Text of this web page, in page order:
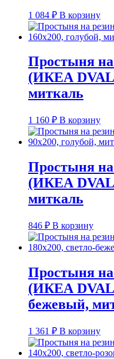
1 084 ₽ В корзину
Простыня
(ИКЕА
миткаль
1 160 ₽ В корзину
Простыня
(ИКЕА
миткаль
846 ₽ В корзину
Простыня
(ИКЕА
бежевый,
1 361 ₽ В корзину